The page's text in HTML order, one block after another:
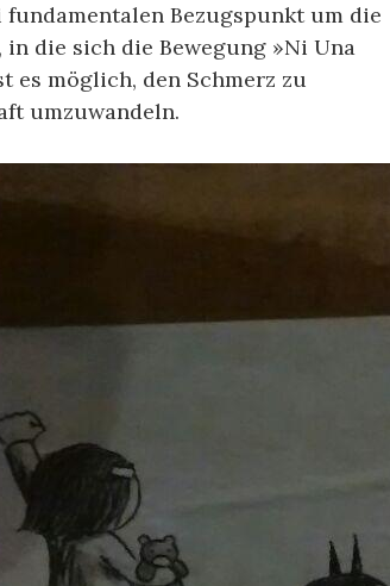
Bezugspunkt um die
die sich die Bewegung »Ni Una
es möglich, den Schmerz zu
umzuwandeln.